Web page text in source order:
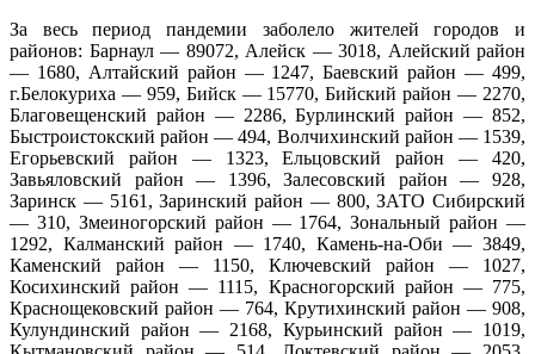
За весь период пандемии заболело жителей городов и
районов: Барнаул — 89072, Алейск — 3018, Алейский район
— 1680, Алтайский район — 1247, Баевский район — 499,
г.Белокуриха — 959, Бийск — 15770, Бийский район — 2270,
Благовещенский район — 2286, Бурлинский район — 852,
Быстроистокский район — 494, Волчихинский район — 1539,
Егорьевский район — 1323, Ельцовский район — 420,
Завьяловский район — 1396, Залесовский район — 928,
Заринск — 5161, Заринский район — 800, ЗАТО Сибирский
— 310, Змеиногорский район — 1764, Зональный район —
1292, Калманский район — 1740, Камень-на-Оби — 3849,
Каменский район — 1150, Ключевский район — 1027,
Косихинский район — 1115, Красногорский район — 775,
Краснощековский район — 764, Крутихинский район — 908,
Кулундинский район — 2168, Курьинский район — 1019,